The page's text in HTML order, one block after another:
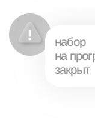
набор
на
закрыт